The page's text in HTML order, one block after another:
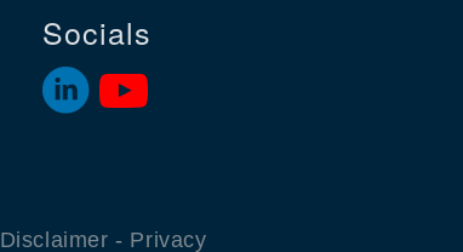
Socials
Disclaimer - Privacy